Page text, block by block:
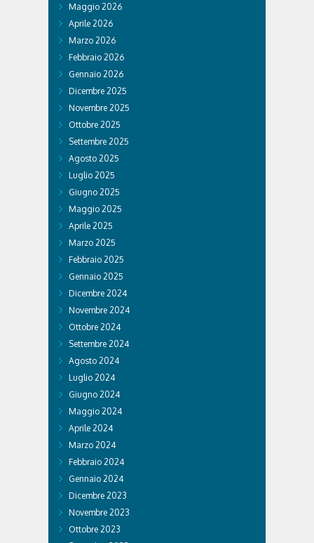
Maggio 2026
Aprile 2026
Marzo 2026
Febbraio 2026
Gennaio 2026
Dicembre 2025
Novembre 2025
Ottobre 2025
Settembre 2025
Agosto 2025
Luglio 2025
Giugno 2025
Maggio 2025
Aprile 2025
Marzo 2025
Febbraio 2025
Gennaio 2025
Dicembre 2024
Novembre 2024
Ottobre 2024
Settembre 2024
Agosto 2024
Luglio 2024
Giugno 2024
Maggio 2024
Aprile 2024
Marzo 2024
Febbraio 2024
Gennaio 2024
Dicembre 2023
Novembre 2023
Ottobre 2023